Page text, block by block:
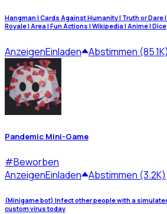
Hangman | Cards Against Humanity | Truth or Dare
Royale | Area | Fun Actions | Wikipedia | Anime | Dice
AnzeigenEinladen Abstimmen (85.1K)
Pandemic Mini-Game
#Beworben
AnzeigenEinladen Abstimmen (3.2K)
(Minigame bot) Infect other people with a
custom virus today